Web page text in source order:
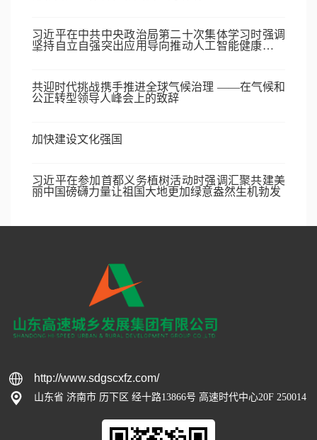
习近平在中共中央政治局第二十次集体学习时强调
坚持自立自强突出应用导向推动人工智能健康有序
共迎时代挑战携手推进全球气候治理 ——在气候和
公正转型领导人峰会上的致辞
加快建设文化强国
习近平在参加首都义务植树活动时强调汇聚共建美
丽中国磅礴力量让祖国大地更加绿意盎然生机勃发
http://www.sdgscxfz.com/
山东省 济南市 历下区 经十路13866号 高速时代中心20F 250014